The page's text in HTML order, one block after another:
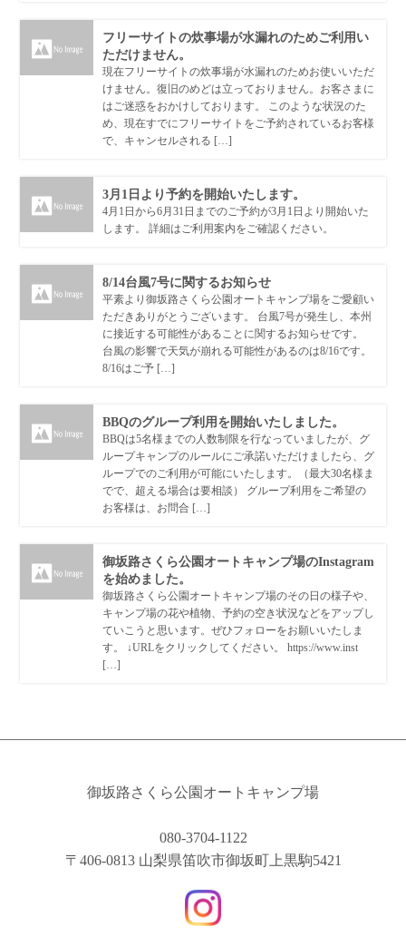
フリーサイトの炊事場が水漏れのためご利用い
ただけません。
現在フリーサイトの炊事場が水漏れのためお使いいただ
けません。復旧のめどは立っておりません。お客さまに
はご迷惑をおかけしております。 このような状況のた
め、現在すでにフリーサイトをご予約されているお客様
で、キャンセルされる […]
3月1日より予約を開始いたします。
4月1日から6月31日までのご予約が3月1日より開始いた
します。 詳細はご利用案内をご確認ください。
8/14台風7号に関するお知らせ
平素より御坂路さくら公園オートキャンプ場をご愛顧い
ただきありがとうございます。 台風7号が発生し、本州
に接近する可能性があることに関するお知らせです。
台風の影響で天気が崩れる可能性があるのは8/16です。
8/16はご予 […]
BBQのグループ利用を開始いたしました。
BBQは5名様までの人数制限を行なっていましたが、グ
ループキャンプのルールにご承諾いただけましたら、グ
ループでのご利用が可能にいたします。（最大30名様ま
でで、超える場合は要相談） グループ利用をご希望の
お客様は、お問合 […]
御坂路さくら公園オートキャンプ場のInstagram
を始めました。
御坂路さくら公園オートキャンプ場のその日の様子や、
キャンプ場の花や植物、予約の空き状況などをアップし
ていこうと思います。ぜひフォローをお願いいたしま
す。 ↓URLをクリックしてください。 https://www.inst
[…]
御坂路さくら公園オートキャンプ場
080-3704-1122
〒406-0813 山梨県笛吹市御坂町上黒駒5421